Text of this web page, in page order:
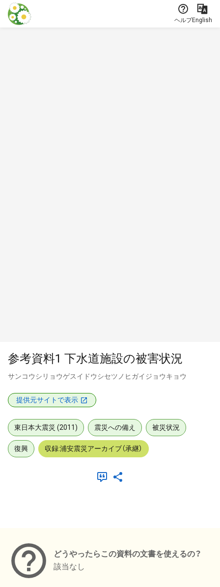
本文に飛ぶ
ヘルプEnglish
参考資料1 下水道施設の被害状況
サンコウシリョウゲスイドウシセツノヒガイジョウキョウ
提供元サイトで表示
東日本大震災 (2011) 震災への備え 被災状況
復興 収録:浦安震災アーカイブ（承継）
どうやったらこの資料の文書を使えるの？
該当なし